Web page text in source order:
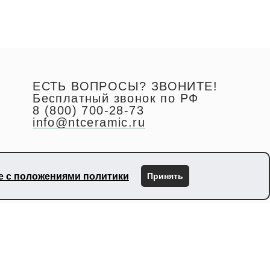
с положениями политики Принять
ЕСТЬ ВОПРОСЫ? ЗВОНИТЕ!
Бесплатный звонок по РФ
8 (800) 700-28-73
info@ntceramic.ru